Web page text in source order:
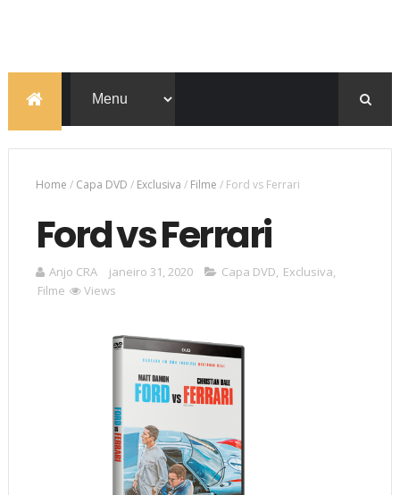
Home / Capa DVD / Exclusiva / Filme / Ford vs Ferrari
Ford vs Ferrari
Anjo CRA janeiro 31, 2020 Capa DVD, Exclusiva,
Filme
Views